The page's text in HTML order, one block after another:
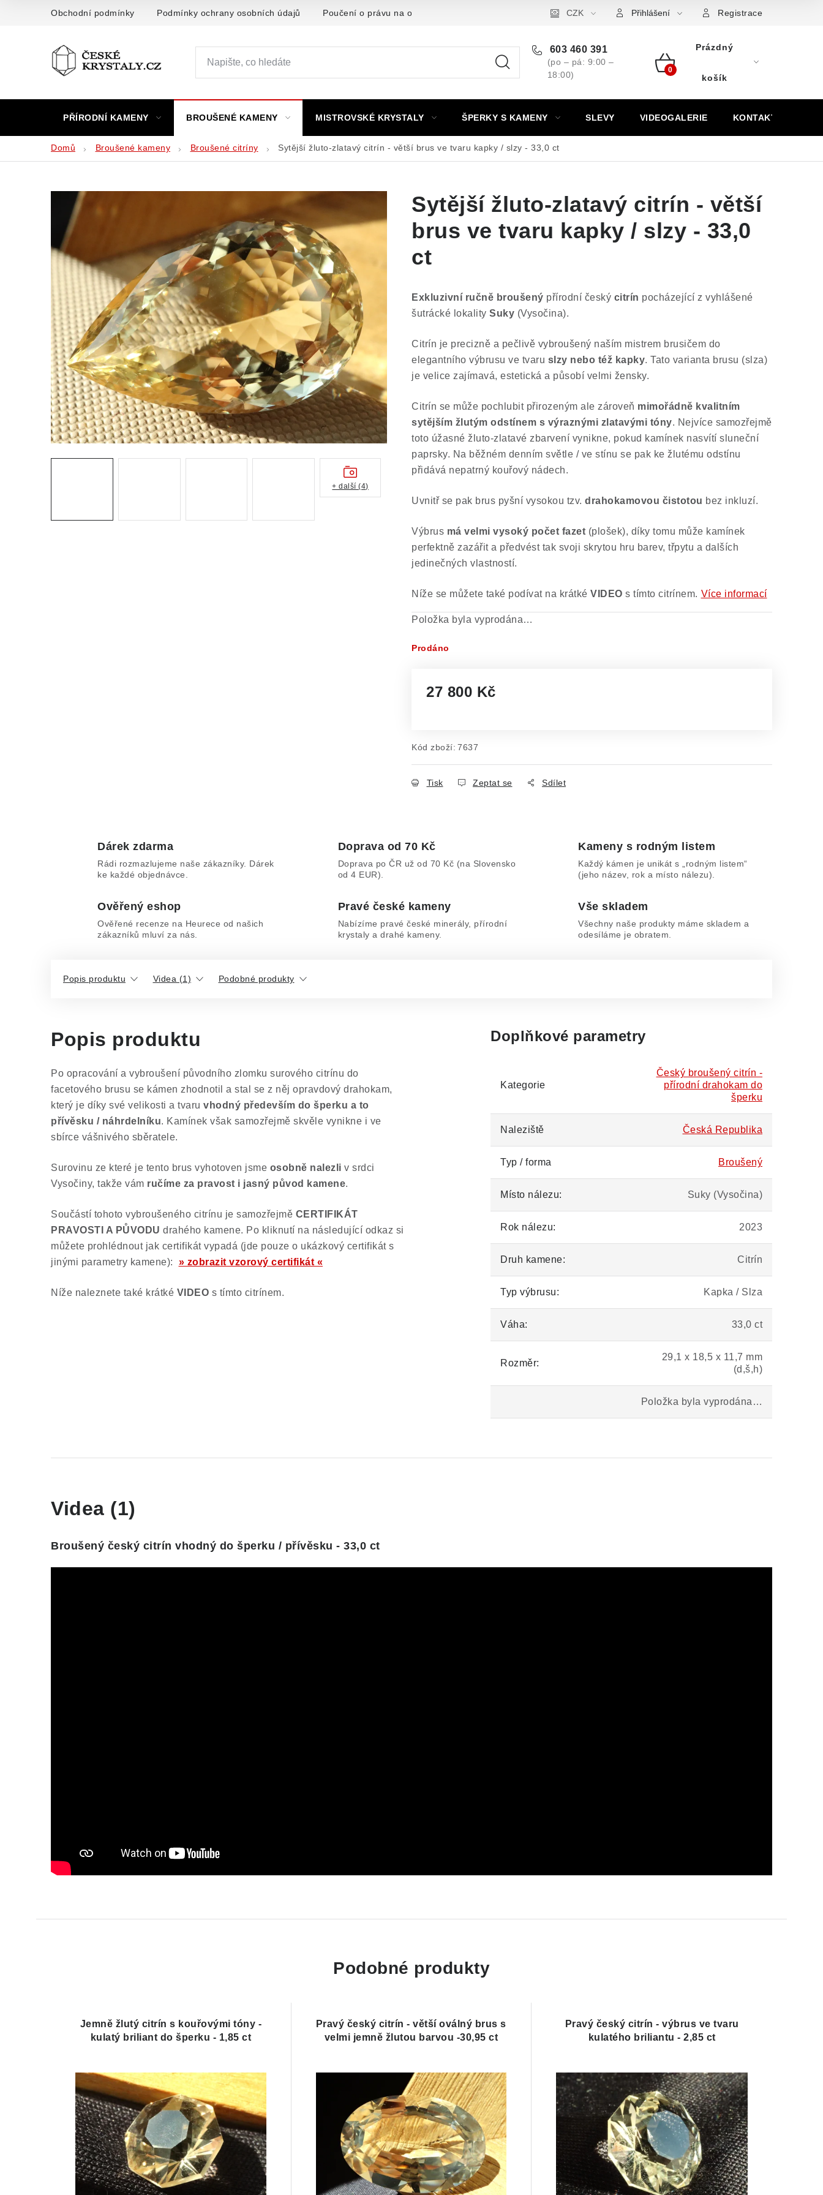
Obchodní podmínky Podmínky ochrany osobních údajů Poučení o právu na odstoupení od smlouvy Puncovní značky Výkup minerálů a drahých kamenů
CZK Přihlášení Registrace
603 460 391
(po – pá: 9:00 –
18:00)
Nákupní
Prázdný
košík
PŘÍRODNÍ KAMENY BROUŠENÉ KAMENY MISTROVSKÉ KRYSTALY ŠPERKY S KAMENY SLEVY VIDEOGALERIE KONTAKT
Domů Broušené kameny Broušené citríny Sytější žluto-zlatavý citrín - větší brus ve tvaru kapky / slzy - 33,0 ct
Sytější žluto-zlatavý citrín - větší
brus ve tvaru kapky / slzy - 33,0
ct
Exkluzivní ručně broušený přírodní český citrín pocházející z vyhlášené
šutrácké lokality Suky (Vysočina).
Citrín je precizně a pečlivě vybroušený naším mistrem brusičem do
elegantního výbrusu ve tvaru slzy nebo též kapky. Tato varianta brusu (slza)
je velice zajímavá, estetická a působí velmi žensky.
Citrín se může pochlubit přirozeným ale zároveň mimořádně kvalitním
sytějším žlutým odstínem s výraznými zlatavými tóny. Nejvíce samozřejmě
toto úžasné žluto-zlatavé zbarvení vynikne, pokud kamínek nasvítí sluneční
paprsky. Na běžném denním světle / ve stínu se pak ke žlutému odstínu
přidává nepatrný kouřový nádech.
Uvnitř se pak brus pyšní vysokou tzv. drahokamovou čistotou bez inkluzí.
Výbrus má velmi vysoký počet fazet (plošek), díky tomu může kamínek
perfektně zazářit a předvést tak svoji skrytou hru barev, třpytu a dalších
jedinečných vlastností.
Níže se můžete také podívat na krátké VIDEO s tímto citrínem. Více informací
Položka byla vyprodána…
Prodáno
27 800 Kč
Kód zboží: 7637
Tisk Zeptat se Sdílet
+ další (4)
Dárek zdarma
Rádi rozmazlujeme naše zákazníky. Dárek
ke každé objednávce.
Doprava od 70 Kč
Doprava po ČR už od 70 Kč (na Slovensko
od 4 EUR).
Kameny s rodným listem
Každý kámen je unikát s „rodným listem“
(jeho název, rok a místo nálezu).
Ověřený eshop
Ověřené recenze na Heurece od našich
zákazníků mluví za nás.
Pravé české kameny
Nabízíme pravé české minerály, přírodní
krystaly a drahé kameny.
Vše skladem
Všechny naše produkty máme skladem a
odesíláme je obratem.
Popis produktu Videa (1) Podobné produkty
Popis produktu
Po opracování a vybroušení původního zlomku surového citrínu do
facetového brusu se kámen zhodnotil a stal se z něj opravdový drahokam,
který je díky své velikosti a tvaru vhodný především do šperku a to
přívěsku / náhrdelníku. Kamínek však samozřejmě skvěle vynikne i ve
sbírce vášnivého sběratele.
Surovinu ze které je tento brus vyhotoven jsme osobně nalezli v srdci
Vysočiny, takže vám ručíme za pravost i jasný původ kamene.
Součástí tohoto vybroušeného citrínu je samozřejmě CERTIFIKÁT
PRAVOSTI A PŮVODU drahého kamene. Po kliknutí na následující odkaz si
můžete prohlédnout jak certifikát vypadá (jde pouze o ukázkový certifikát s
jinými parametry kamene): » zobrazit vzorový certifikát «
Níže naleznete také krátké VIDEO s tímto citrínem.
Doplňkové parametry
Kategorie
Český broušený citrín -
přírodní drahokam do
šperku
Naleziště Česká Republika
Typ / forma Broušený
Místo nálezu: Suky (Vysočina)
Rok nálezu: 2023
Druh kamene: Citrín
Typ výbrusu: Kapka / Slza
Váha: 33,0 ct
Rozměr:
29,1 x 18,5 x 11,7 mm
(d,š,h)
Položka byla vyprodána…
Videa (1)
Broušený český citrín vhodný do šperku / přívěsku - 33,0 ct
Podobné produkty
Jemně žlutý citrín s kouřovými tóny -
kulatý briliant do šperku - 1,85 ct
Pravý český citrín - větší oválný brus s
velmi jemně žlutou barvou -30,95 ct
Pravý český citrín - výbrus ve tvaru
kulatého briliantu - 2,85 ct